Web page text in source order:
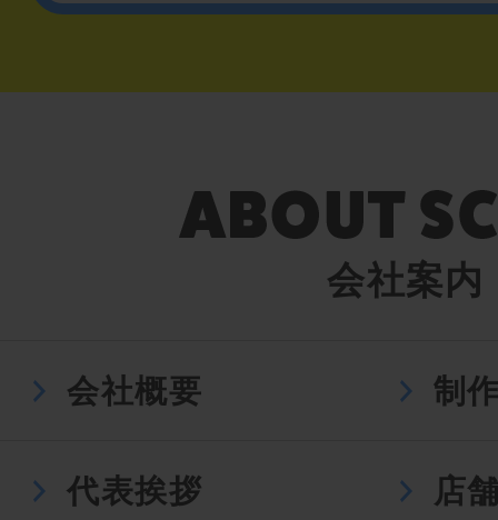
会社案内
会社概要 制
代表挨拶 店